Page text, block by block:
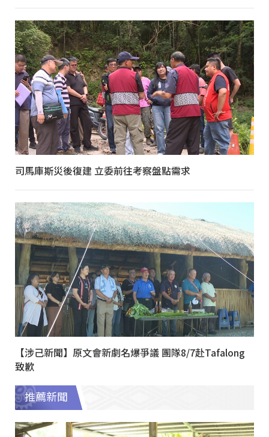
司馬庫斯災後復建 立委前往考察盤點需求
【涉己新聞】原文會新劇名爆爭議 團隊8/7赴Tafalong
致歉
推薦新聞